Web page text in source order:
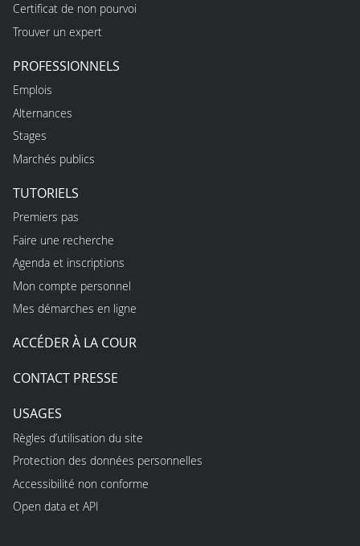
Certificat de non pourvoi
Trouver un expert
PROFESSIONNELS
Emplois
Alternances
Stages
Marchés publics
TUTORIELS
Premiers pas
Faire une recherche
Agenda et inscriptions
Mon compte personnel
Mes démarches en ligne
ACCÉDER À LA COUR
CONTACT PRESSE
USAGES
Règles d’utilisation du site
Protection des données personnelles
Accessibilité non conforme
Open data et API